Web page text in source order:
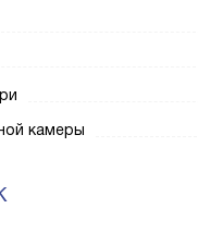
камеры